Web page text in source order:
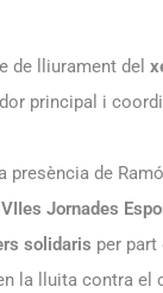
de lliurament del
principal i
presència de
Jornades
solidaris per
la lluita contra el